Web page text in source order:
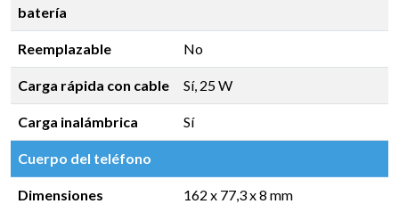
batería
Reemplazable No
Carga rápida con cable Sí, 25 W
Carga inalámbrica Sí
Cuerpo del teléfono
Dimensiones 162 x 77,3 x 8 mm